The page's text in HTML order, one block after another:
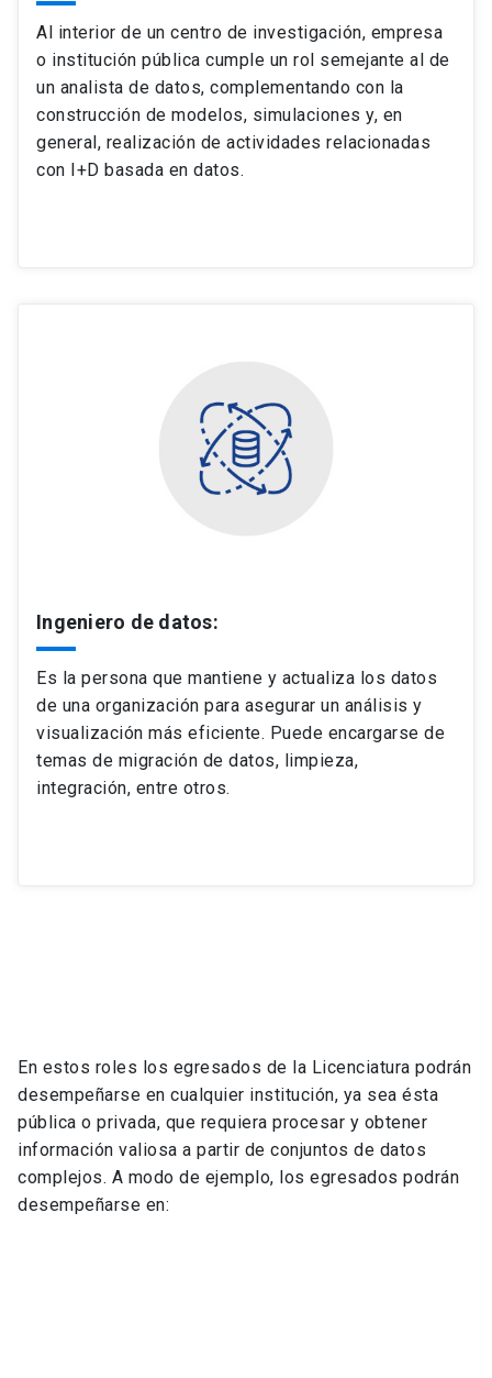
Al interior de un centro de investigación, empresa
o institución pública cumple un rol semejante al de
un analista de datos, complementando con la
construcción de modelos, simulaciones y, en
general, realización de actividades relacionadas
con I+D basada en datos.
Ingeniero de datos:
Es la persona que mantiene y actualiza los datos
de una organización para asegurar un análisis y
visualización más eficiente. Puede encargarse de
temas de migración de datos, limpieza,
integración, entre otros.
En estos roles los egresados de la Licenciatura podrán
desempeñarse en cualquier institución, ya sea ésta
pública o privada, que requiera procesar y obtener
información valiosa a partir de conjuntos de datos
complejos. A modo de ejemplo, los egresados podrán
desempeñarse en: